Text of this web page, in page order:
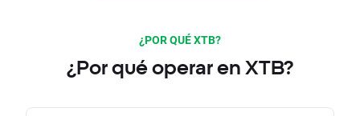
¿POR QUÉ XTB?
¿Por qué operar en XTB?